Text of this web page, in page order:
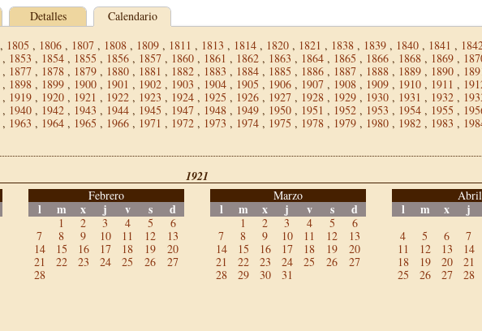
Detalles
Calendario
, 1805 , 1806 , 1807 , 1808 , 1809 , 1811 , 1813 , 1814 , 1820 , 1821 , 1838 , 1839 , 1840 , 1841 ,
, 1853 , 1854 , 1855 , 1856 , 1857 , 1860 , 1861 , 1862 , 1863 , 1864 , 1865 , 1866 , 1868 , 1869 ,
, 1877 , 1878 , 1879 , 1880 , 1881 , 1882 , 1883 , 1884 , 1885 , 1886 , 1887 , 1888 , 1889 , 1890 ,
, 1898 , 1899 , 1900 , 1901 , 1902 , 1903 , 1904 , 1905 , 1906 , 1907 , 1908 , 1909 , 1910 , 1911 ,
, 1919 , 1920 , 1921 , 1922 , 1923 , 1924 , 1925 , 1926 , 1927 , 1928 , 1929 , 1930 , 1931 , 1932 ,
, 1940 , 1942 , 1943 , 1944 , 1945 , 1947 , 1948 , 1949 , 1950 , 1951 , 1952 , 1953 , 1954 , 1955 ,
, 1963 , 1964 , 1965 , 1966 , 1971 , 1972 , 1973 , 1974 , 1975 , 1978 , 1979 , 1980 , 1982 , 1983 ,
1921
Febrero
l m x j v s d
1 2 3 4 5
6
7
8 9 10 11 12
13
14
15 16 17 18 19
20
21
22 23 24 25 26
27
28
Marzo
l m x j v s d
1 2 3 4 5
6
7
8 9 10 11 12
13
14
15 16 17 18 19
20
21
22 23 24 25 26
27
28
29 30 31
Abril
l m x j
4
5 6 7
11
12 13 14
18
19 20 21
25
26 27 28